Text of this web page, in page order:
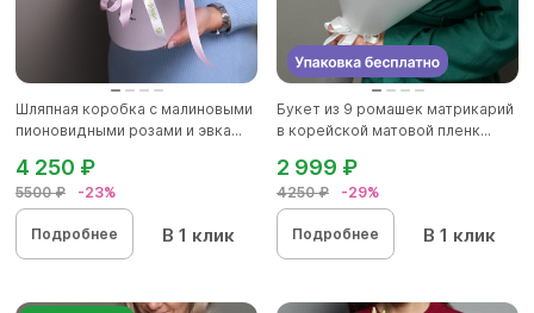
Шляпная коробка с малиновыми
пионовидными розами и эвка...
5500 ₽ -23%
4 250 ₽
Подробнее В 1 клик
Букет из 9 ромашек матрикарий
в корейской матовой пленк...
4250 ₽ -29%
2 999 ₽
Подробнее В 1 клик